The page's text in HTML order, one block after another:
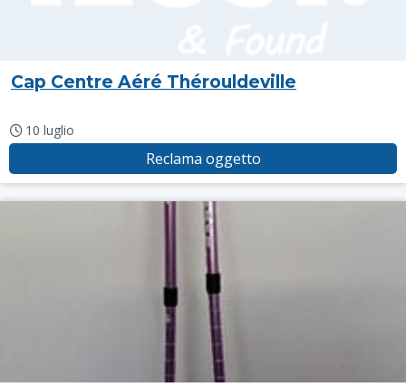
Cap Centre Aéré Thérouldeville
10 luglio
Reclama oggetto